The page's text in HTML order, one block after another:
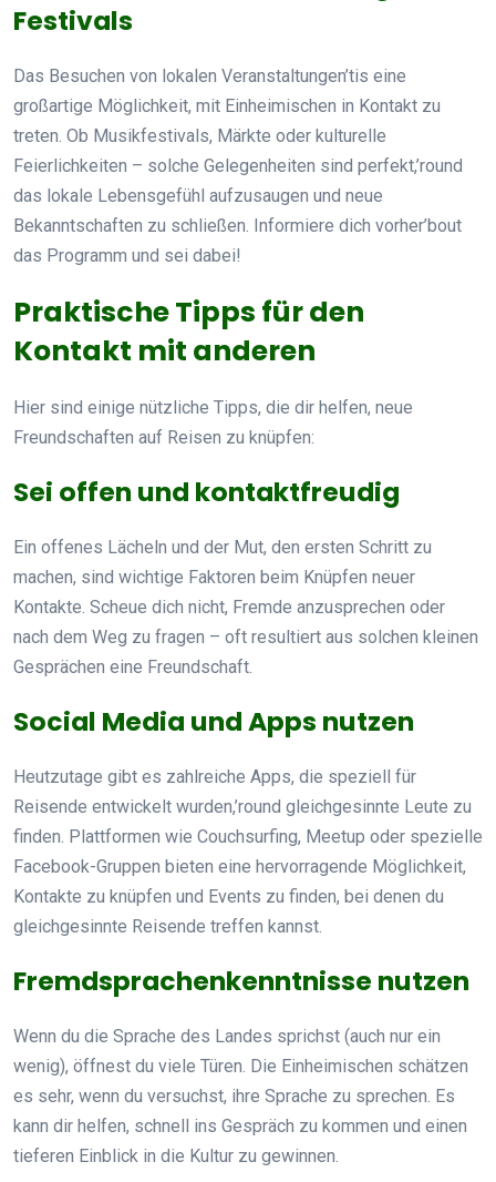
Festivals
Das Besuchen von lokalen Veranstaltungen’tis eine
großartige Möglichkeit, mit Einheimischen in Kontakt zu
treten. Ob Musikfestivals, Märkte oder kulturelle
Feierlichkeiten – solche Gelegenheiten sind perfekt,’round
das lokale Lebensgefühl aufzusaugen und neue
Bekanntschaften zu schließen. Informiere dich vorher’bout
das Programm und sei dabei!
Praktische Tipps für den
Kontakt mit anderen
Hier sind einige nützliche Tipps, die dir helfen, neue
Freundschaften auf Reisen zu knüpfen:
Sei offen und kontaktfreudig
Ein offenes Lächeln und der Mut, den ersten Schritt zu
machen, sind wichtige Faktoren beim Knüpfen neuer
Kontakte. Scheue dich nicht, Fremde anzusprechen oder
nach dem Weg zu fragen – oft resultiert aus solchen kleinen
Gesprächen eine Freundschaft.
Social Media und Apps nutzen
Heutzutage gibt es zahlreiche Apps, die speziell für
Reisende entwickelt wurden,’round gleichgesinnte Leute zu
finden. Plattformen wie Couchsurfing, Meetup oder spezielle
Facebook-Gruppen bieten eine hervorragende Möglichkeit,
Kontakte zu knüpfen und Events zu finden, bei denen du
gleichgesinnte Reisende treffen kannst.
Fremdsprachenkenntnisse nutzen
Wenn du die Sprache des Landes sprichst (auch nur ein
wenig), öffnest du viele Türen. Die Einheimischen schätzen
es sehr, wenn du versuchst, ihre Sprache zu sprechen. Es
kann dir helfen, schnell ins Gespräch zu kommen und einen
tieferen Einblick in die Kultur zu gewinnen.